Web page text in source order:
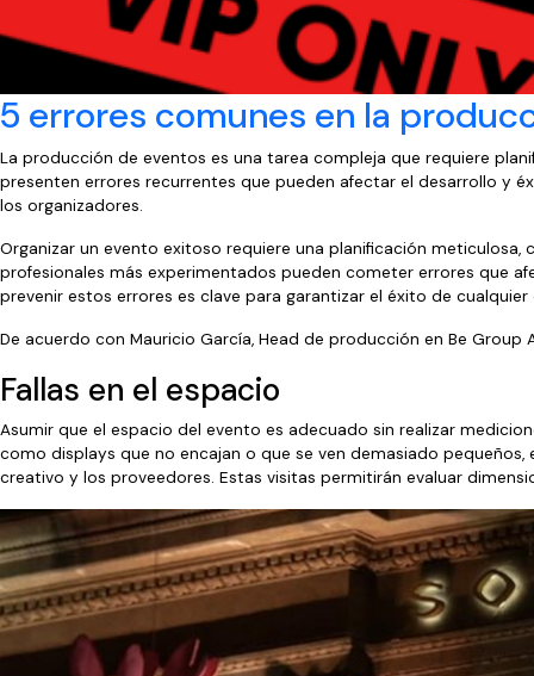
5 errores comunes en la
La producción de eventos es una tarea compleja que requiere
presenten errores recurrentes que pueden afectar el desarrollo y
los organizadores.
Organizar un evento exitoso requiere una planificación
profesionales más experimentados pueden cometer errores que
prevenir estos errores es clave para garantizar el éxito de
De acuerdo con Mauricio García, Head de producción en Be
Fallas en el espacio
Asumir que el espacio del evento es adecuado sin realizar
como displays que no encajan o que se ven demasiado
creativo y los proveedores. Estas visitas permitirán evaluar